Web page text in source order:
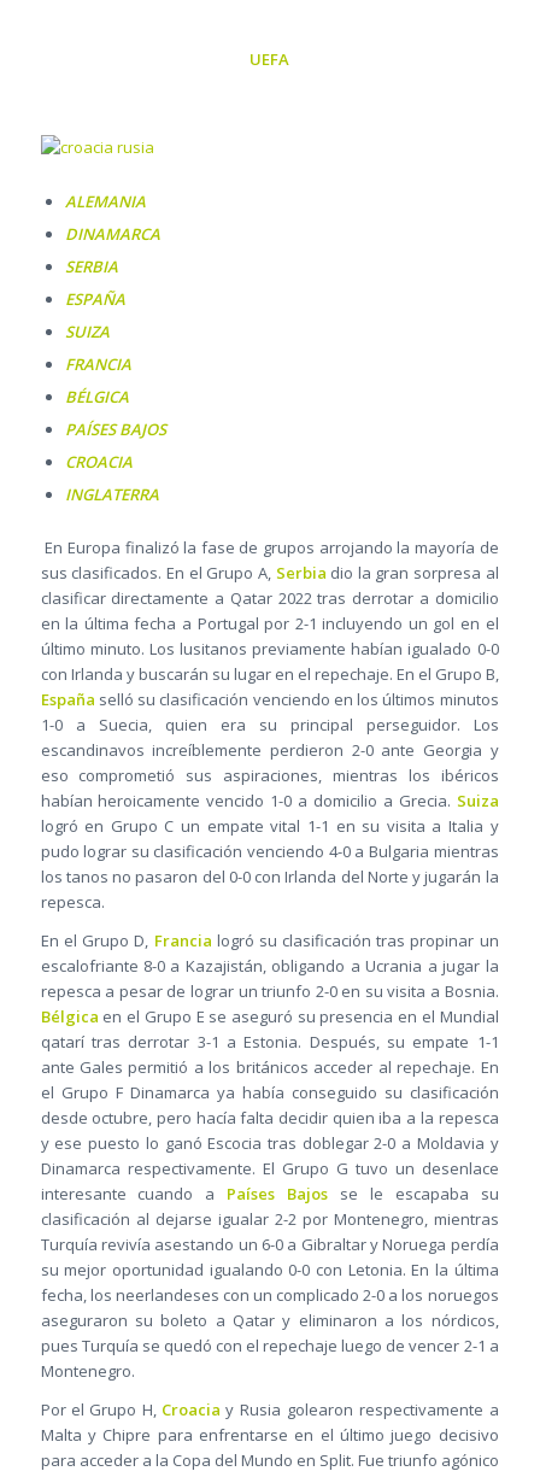
UEFA
ALEMANIA
DINAMARCA
SERBIA
ESPAÑA
SUIZA
FRANCIA
BÉLGICA
PAÍSES BAJOS
CROACIA
INGLATERRA
En Europa finalizó la fase de grupos arrojando la mayoría de
sus clasificados. En el Grupo A, Serbia dio la gran sorpresa al
clasificar directamente a Qatar 2022 tras derrotar a domicilio
en la última fecha a Portugal por 2-1 incluyendo un gol en el
último minuto. Los lusitanos previamente habían igualado 0-0
con Irlanda y buscarán su lugar en el repechaje. En el Grupo B,
España selló su clasificación venciendo en los últimos minutos
1-0 a Suecia, quien era su principal perseguidor. Los
escandinavos increíblemente perdieron 2-0 ante Georgia y
eso comprometió sus aspiraciones, mientras los ibéricos
habían heroicamente vencido 1-0 a domicilio a Grecia. Suiza
logró en Grupo C un empate vital 1-1 en su visita a Italia y
pudo lograr su clasificación venciendo 4-0 a Bulgaria mientras
los tanos no pasaron del 0-0 con Irlanda del Norte y jugarán la
repesca.
En el Grupo D, Francia logró su clasificación tras propinar un
escalofriante 8-0 a Kazajistán, obligando a Ucrania a jugar la
repesca a pesar de lograr un triunfo 2-0 en su visita a Bosnia.
Bélgica en el Grupo E se aseguró su presencia en el Mundial
qatarí tras derrotar 3-1 a Estonia. Después, su empate 1-1
ante Gales permitió a los británicos acceder al repechaje. En
el Grupo F Dinamarca ya había conseguido su clasificación
desde octubre, pero hacía falta decidir quien iba a la repesca
y ese puesto lo ganó Escocia tras doblegar 2-0 a Moldavia y
Dinamarca respectivamente. El Grupo G tuvo un desenlace
interesante cuando a Países Bajosse le escapaba su
clasificación al dejarse igualar 2-2 por Montenegro, mientras
Turquía revivía asestando un 6-0 a Gibraltar y Noruega perdía
su mejor oportunidad igualando 0-0 con Letonia. En la última
fecha, los neerlandeses con un complicado 2-0 a los noruegos
aseguraron su boleto a Qatar y eliminaron a los nórdicos,
pues Turquía se quedó con el repechaje luego de vencer 2-1 a
Montenegro.
Por el Grupo H,Croacia y Rusia golearon respectivamente a
Malta y Chipre para enfrentarse en el último juego decisivo
para acceder a la Copa del Mundo en Split. Fue triunfo agónico